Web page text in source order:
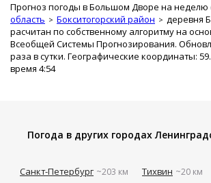
Прогноз погоды в Большом Дворе на неделю
область
Бокситогорский район деревня
расчитан по собственному алгоритму на
Всеобщей Системы Прогнозирования.
раза в сутки. Географические координаты:
время 4:54
Погода в других городах
Санкт-Петербург ~203 км Тихвин ~20 км